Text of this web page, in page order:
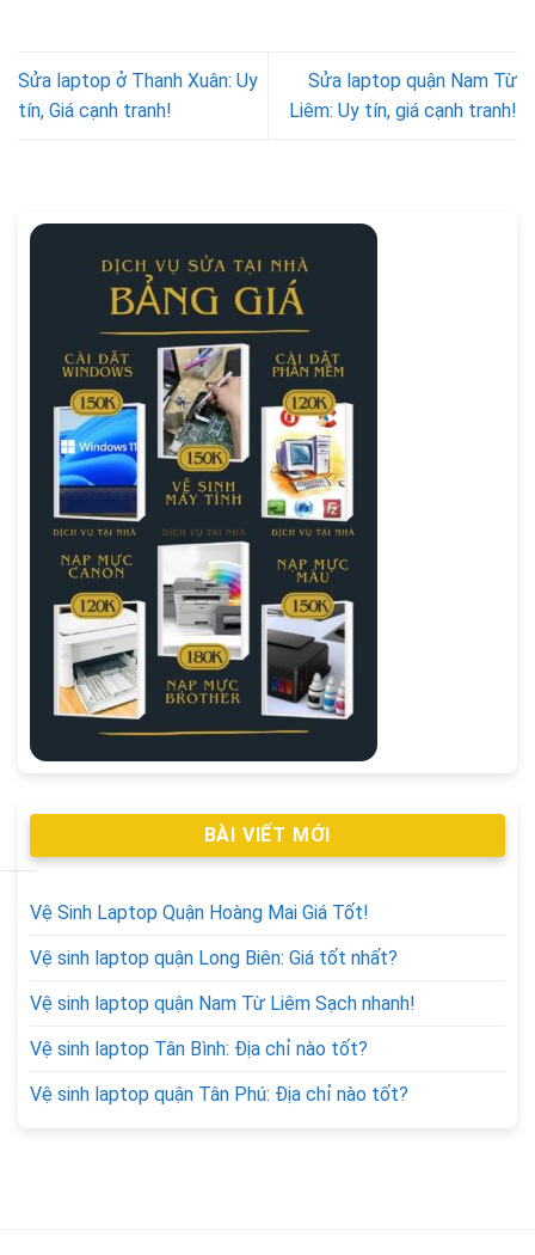
Sửa laptop ở Thanh Xuân: Uy
tín, Giá cạnh tranh!
Sửa laptop quận Nam Từ
Liêm: Uy tín, giá cạnh tranh!
BÀI VIẾT MỚI
Vệ Sinh Laptop Quận Hoàng Mai Giá Tốt!
Vệ sinh laptop quận Long Biên: Giá tốt nhất?
Vệ sinh laptop quận Nam Từ Liêm Sạch nhanh!
Vệ sinh laptop Tân Bình: Địa chỉ nào tốt?
Vệ sinh laptop quận Tân Phú: Địa chỉ nào tốt?